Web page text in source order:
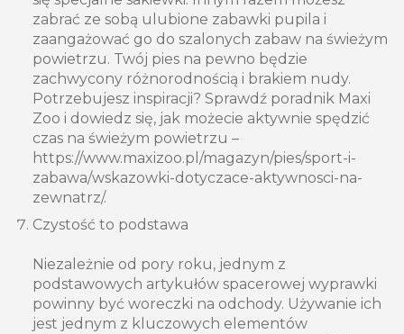
zabrać ze sobą ulubione zabawki pupila i
zaangażować go do szalonych zabaw na świeżym
powietrzu. Twój pies na pewno będzie
zachwycony różnorodnością i brakiem nudy.
Potrzebujesz inspiracji? Sprawdź poradnik Maxi
Zoo i dowiedz się, jak możecie aktywnie spędzić
czas na świeżym powietrzu –
https://www.maxizoo.pl/magazyn/pies/sport-i-
zabawa/wskazowki-dotyczace-aktywnosci-na-
zewnatrz/.
Czystość to podstawa
Niezależnie od pory roku, jednym z
podstawowych artykułów spacerowej wyprawki
powinny być woreczki na odchody. Używanie ich
jest jednym z kluczowych elementów